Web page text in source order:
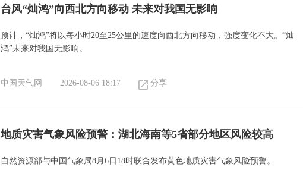
台风“灿鸿”向西北方向移动 未来对我国无影响
预计，“灿鸿”将以每小时20至25公里的速度向西北方向移动，强度变化不大。“灿
鸿”未来对我国无影响。
中国天气网 2026-08-06 18:17 分享
地质灾害气象风险预警：湖北海南等5省部分地区风险较高
自然资源部与中国气象局8月6日18时联合发布黄色地质灾害气象风险预警。